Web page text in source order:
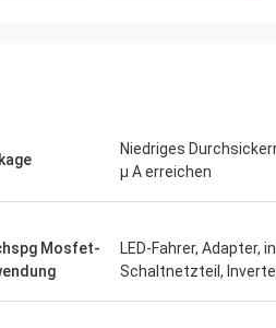
Niedriges
µ A erreichen
Mosfet-
LED-Fahrer, Adapter,
Schaltnetzteil,